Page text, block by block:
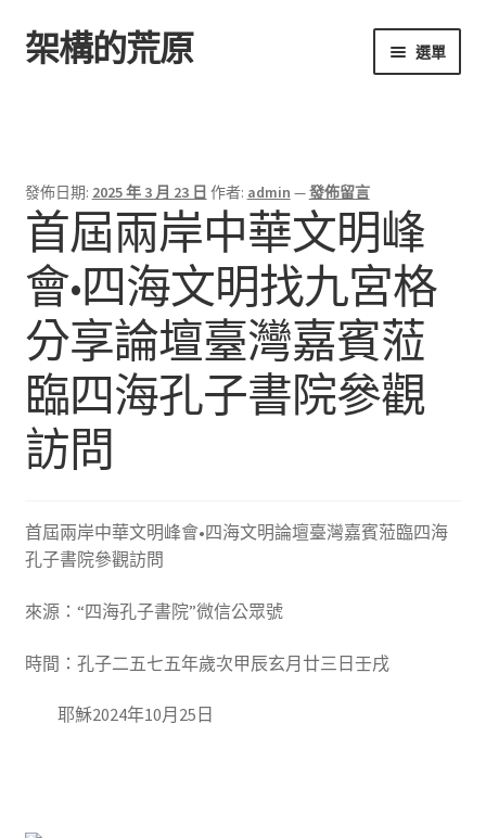
跳
至
跳
至
架構的荒原 選單
發佈日期: 2025 年 3 月 23 日 作者: admin —發佈留言
首屆兩岸中華文明峰
會•四海文明找九宮格
分享論壇臺灣嘉賓蒞
臨四海孔子書院參觀
訪問
首屆兩岸中華文明峰會•四海文明論壇臺灣嘉賓蒞臨四海
孔子書院參觀訪問
來源：“四海孔子書院”微信公眾號
時間：孔子二五七五年歲次甲辰玄月廿三日壬戌
耶穌2024年10月25日